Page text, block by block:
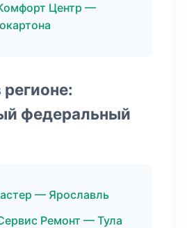
Центр —
федеральный
— Ярославль
Ремонт — Тула